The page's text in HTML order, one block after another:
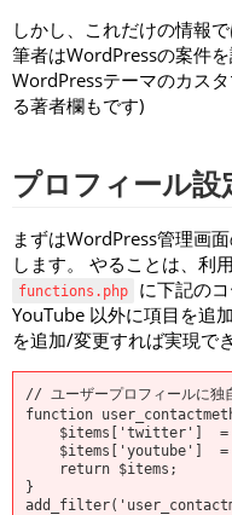
しかし、これだけの情報
筆者はWordPressの案件
WordPressテーマのカス
る著者欄もです)
プロフィール
まずはWordPress管理画
します。 やることは、利
functions.php
に下記の
YouTube 以外に項目を追
を追加/変更すれば実現で
// ユーザープロフィールに独
function
    $
items['twitter']  =
    $
items['youtube']  =
    return $
items;
}